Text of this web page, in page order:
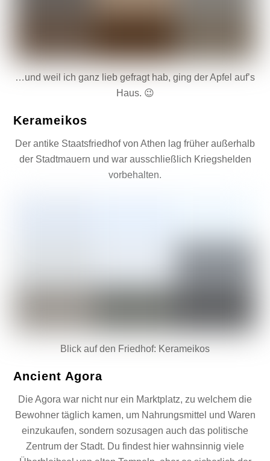
…und weil ich ganz lieb gefragt hab, ging der Apfel auf’s
Haus. 😉
Kerameikos
Der antike Staatsfriedhof von Athen lag früher außerhalb
der Stadtmauern und war ausschließlich Kriegshelden
vorbehalten.
Blick auf den Friedhof: Kerameikos
Ancient Agora
Die Agora war nicht nur ein Marktplatz, zu welchem die
Bewohner täglich kamen, um Nahrungsmittel und Waren
einzukaufen, sondern sozusagen auch das politische
Zentrum der Stadt. Du findest hier wahnsinnig viele